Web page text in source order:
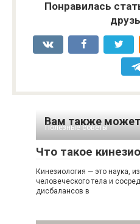
Понравилась
Вам также
Полезные советы
Что такое
Кинезиология — это наука,
человеческого тела и
дисбалансов в